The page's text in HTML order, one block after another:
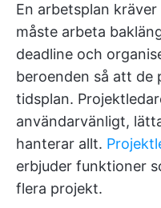
En arbetsplan
måste arbeta
deadline och
beroenden så att de
tidsplan.
användarvänligt,
hanterar allt.
erbjuder funktioner
flera projekt.